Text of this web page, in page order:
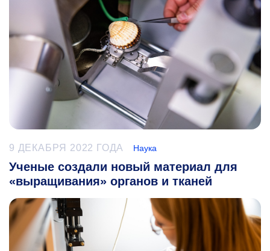
9 ДЕКАБРЯ 2022 ГОДА Наука
Ученые создали новый материал для
«выращивания» органов и тканей